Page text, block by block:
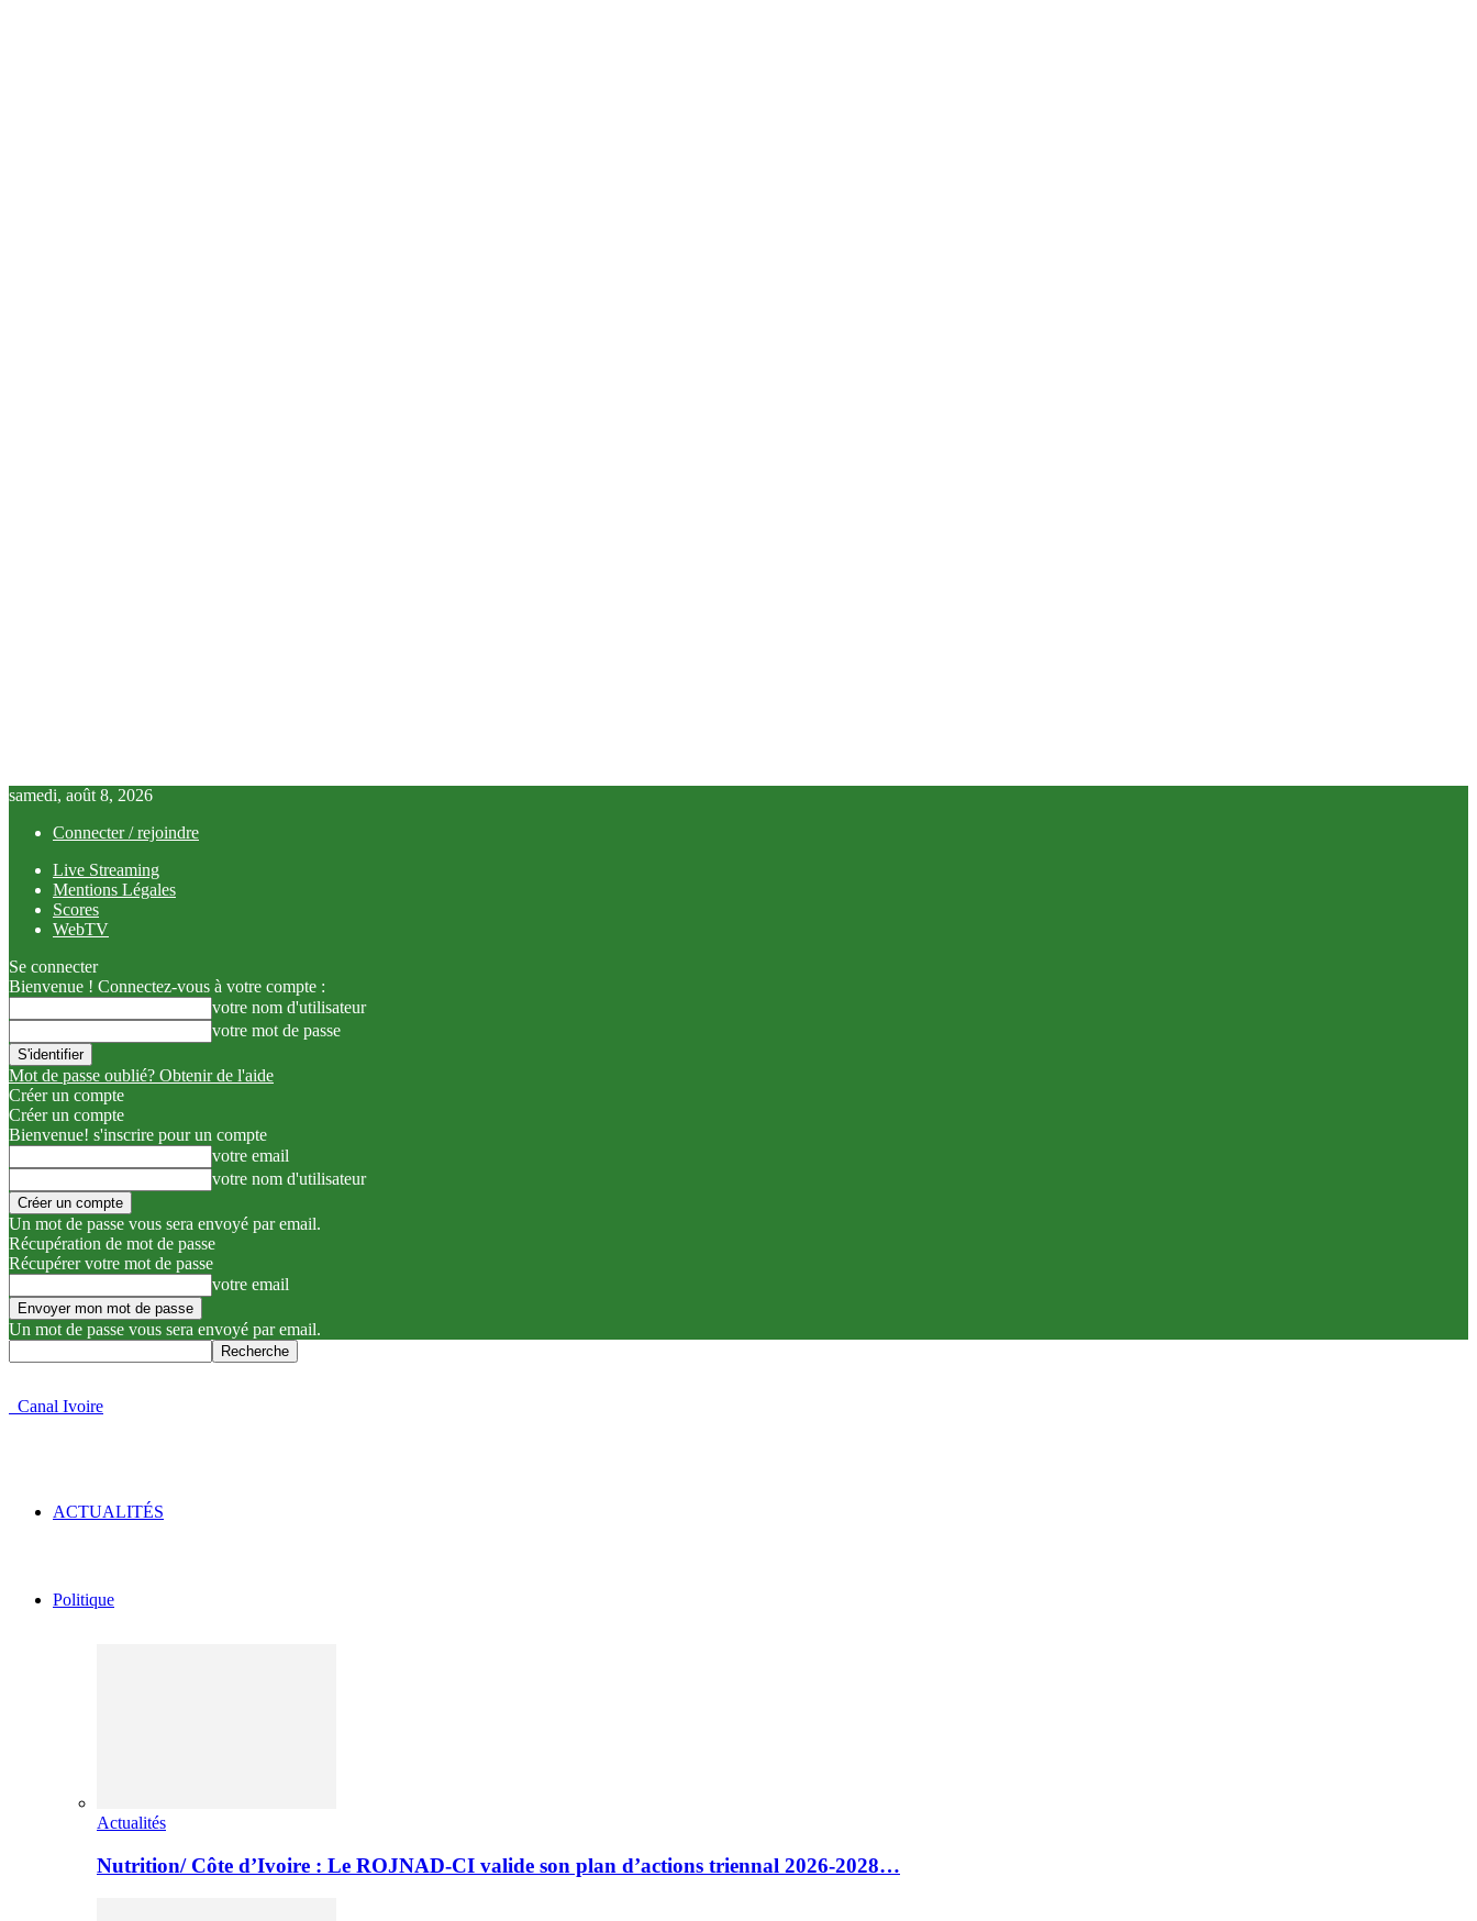
samedi, août 8, 2026
Connecter / rejoindre
Live Streaming
Mentions Légales
Scores
WebTV
Se connecter
Bienvenue ! Connectez-vous à votre compte :
votre nom d'utilisateur
votre mot de passe
Mot de passe oublié? Obtenir de l'aide
Créer un compte
Créer un compte
Bienvenue! s'inscrire pour un compte
votre email
votre nom d'utilisateur
Un mot de passe vous sera envoyé par email.
Récupération de mot de passe
Récupérer votre mot de passe
votre email
Un mot de passe vous sera envoyé par email.
Canal Ivoire
ACTUALITÉS
Politique
Actualités
Nutrition/ Côte d’Ivoire : Le ROJNAD-CI valide son plan d’actions triennal 2026-2028…